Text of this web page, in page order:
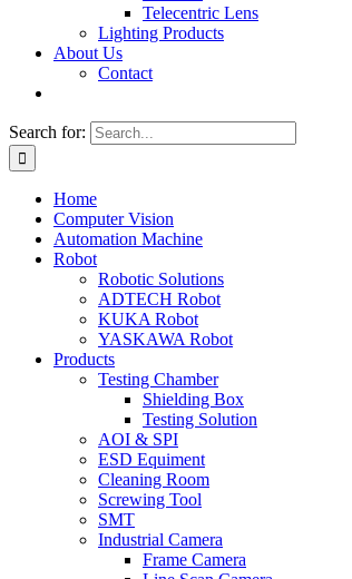
Telecentric Lens
Lighting Products
About Us
Contact
Search for:
Home
Computer Vision
Automation Machine
Robot
Robotic Solutions
ADTECH Robot
KUKA Robot
YASKAWA Robot
Products
Testing Chamber
Shielding Box
Testing Solution
AOI & SPI
ESD Equiment
Cleaning Room
Screwing Tool
SMT
Industrial Camera
Frame Camera